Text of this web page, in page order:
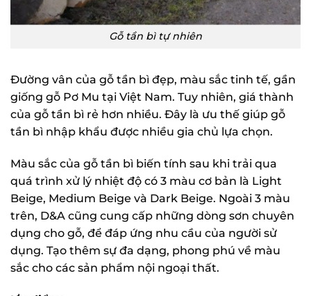
Gỗ tần bì tự nhiên
Đường vân của gỗ tần bì đẹp, màu sắc tinh tế, gần
giống gỗ Pơ Mu tại Việt Nam. Tuy nhiên, giá thành
của gỗ tần bì rẻ hơn nhiều. Đây là ưu thế giúp gỗ
tần bì nhập khẩu được nhiều gia chủ lựa chọn.
Màu sắc của gỗ tần bì biến tính sau khi trải qua
quá trình xử lý nhiệt độ có 3 màu cơ bản là Light
Beige, Medium Beige và Dark Beige. Ngoài 3 màu
trên, D&A cũng cung cấp những dòng sơn chuyên
dụng cho gỗ, để đáp ứng nhu cầu của người sử
dụng. Tạo thêm sự đa dạng, phong phú về màu
sắc cho các sản phẩm nội ngoại thất.